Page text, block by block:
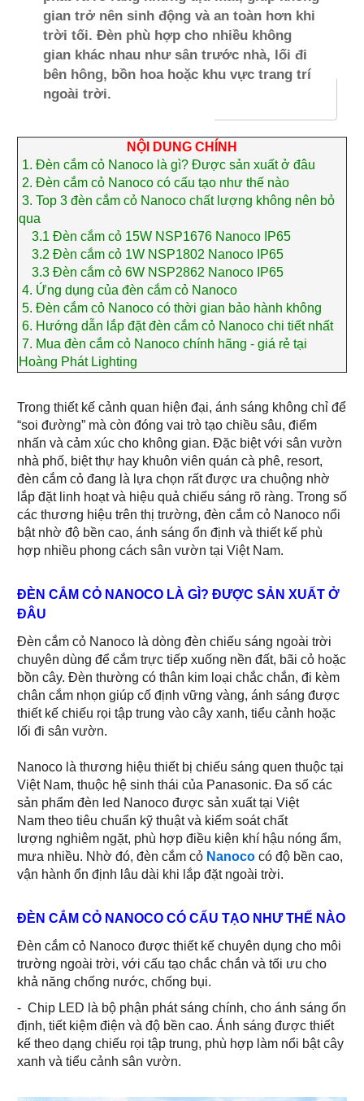
gian trở nên sinh động và an toàn hơn khi
trời tối. Đèn phù hợp cho nhiều không
gian khác nhau như sân trước nhà, lối đi
bên hông, bồn hoa hoặc khu vực trang trí
ngoài trời.
NỘI DUNG CHÍNH
1. Đèn cắm cỏ Nanoco là gì? Được sản xuất ở đâu
2. Đèn cắm cỏ Nanoco có cấu tạo như thế nào
3. Top 3 đèn cắm cỏ Nanoco chất lượng không nên bỏ
qua
3.1 Đèn cắm cỏ 15W NSP1676 Nanoco IP65
3.2 Đèn cắm cỏ 1W NSP1802 Nanoco IP65
3.3 Đèn cắm cỏ 6W NSP2862 Nanoco IP65
4. Ứng dụng của đèn cắm cỏ Nanoco
5. Đèn cắm cỏ Nanoco có thời gian bảo hành không
6. Hướng dẫn lắp đặt đèn cắm cỏ Nanoco chi tiết nhất
7. Mua đèn cắm cỏ Nanoco chính hãng - giá rẻ tại
Hoàng Phát Lighting
Trong thiết kế cảnh quan hiện đại, ánh sáng không chỉ để
“soi đường” mà còn đóng vai trò tạo chiều sâu, điểm
nhấn và cảm xúc cho không gian. Đặc biệt với sân vườn
nhà phố, biệt thự hay khuôn viên quán cà phê, resort,
đèn cắm cỏ đang là lựa chọn rất được ưa chuộng nhờ
lắp đặt linh hoạt và hiệu quả chiếu sáng rõ ràng. Trong số
các thương hiệu trên thị trường, đèn cắm cỏ Nanoco nổi
bật nhờ độ bền cao, ánh sáng ổn định và thiết kế phù
hợp nhiều phong cách sân vườn tại Việt Nam.
ĐÈN CẮM CỎ NANOCO LÀ GÌ? ĐƯỢC SẢN XUẤT Ở
ĐÂU
Đèn cắm cỏ Nanoco là dòng đèn chiếu sáng ngoài trời
chuyên dùng để cắm trực tiếp xuống nền đất, bãi cỏ hoặc
bồn cây. Đèn thường có thân kim loại chắc chắn, đi kèm
chân cắm nhọn giúp cố định vững vàng, ánh sáng được
thiết kế chiếu rọi tập trung vào cây xanh, tiểu cảnh hoặc
lối đi sân vườn.
Nanoco là thương hiệu thiết bị chiếu sáng quen thuộc tại
Việt Nam, thuộc hệ sinh thái của Panasonic. Đa số các
sản phẩm đèn led Nanoco được sản xuất tại Việt
Nam theo tiêu chuẩn kỹ thuật và kiểm soát chất
lượng nghiêm ngặt, phù hợp điều kiện khí hậu nóng ẩm,
mưa nhiều. Nhờ đó, đèn cắm cỏ Nanococó độ bền cao,
vận hành ổn định lâu dài khi lắp đặt ngoài trời.
ĐÈN CẮM CỎ NANOCO CÓ CẤU TẠO NHƯ THẾ NÀO
Đèn cắm cỏ Nanoco được thiết kế chuyên dụng cho môi
trường ngoài trời, với cấu tạo chắc chắn và tối ưu cho
khả năng chống nước, chống bụi.
- Chip LED là bộ phận phát sáng chính, cho ánh sáng ổn
định, tiết kiệm điện và độ bền cao. Ánh sáng được thiết
kế theo dạng chiếu rọi tập trung, phù hợp làm nổi bật cây
xanh và tiểu cảnh sân vườn.